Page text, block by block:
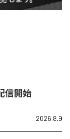
信開始
2026.8.9